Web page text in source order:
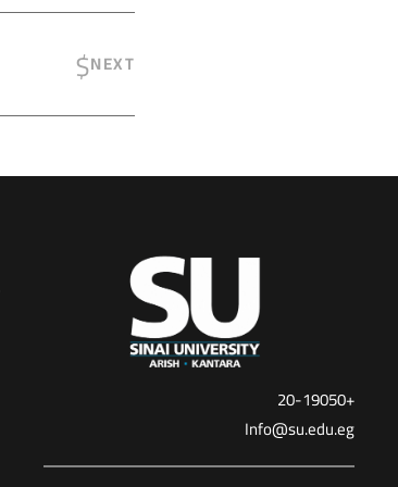
NEXT
+20-19050
Info@su.edu.eg